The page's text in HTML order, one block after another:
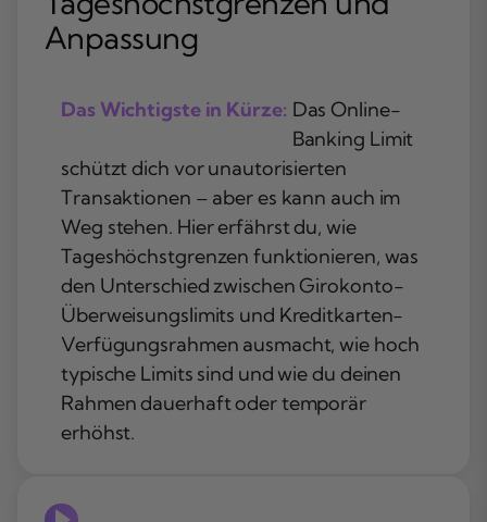
Anpassung
Das Wichtigste in Kürze: Das Online-
Banking Limit
schützt dich vor unautorisierten
Transaktionen – aber es kann auch im
Weg stehen. Hier erfährst du, wie
Tageshöchstgrenzen funktionieren, was
den Unterschied zwischen Girokonto-
Überweisungslimits und Kreditkarten-
Verfügungsrahmen ausmacht, wie hoch
typische Limits sind und wie du deinen
Rahmen dauerhaft oder temporär
erhöhst.